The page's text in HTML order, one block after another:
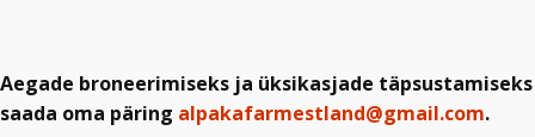
Aegade broneerimiseks ja üksikasjade täpsustamiseks
saada oma päring alpakafarmestland@gmail.com.